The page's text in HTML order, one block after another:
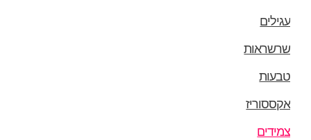
עגילים
שרשראות
טבעות
אקססוריז
צמידים